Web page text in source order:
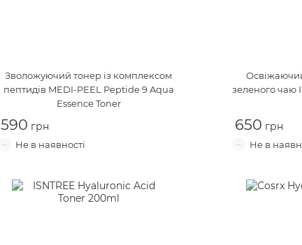
Зволожуючий тонер із комплексом
пептидів MEDI-PEEL Peptide 9 Aqua
Essence Toner
590
зеленого чаю
650